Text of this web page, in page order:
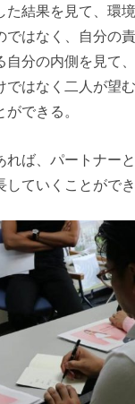
た結果を見て、環
はなく、自分の
自分の内側を見て
ではなく二人が望
できる。
れば、パートナー
ていくことがで